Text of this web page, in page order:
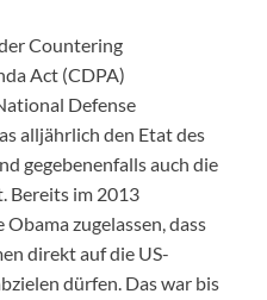
Countering
Act (CDPA)
Defense
alljährlich den Etat des
gegebenenfalls auch die
Bereits im 2013
zugelassen, dass
direkt auf die US-
dürfen. Das war bis